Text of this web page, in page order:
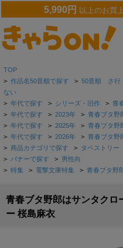
5,990円 以上のお買
TOP
> 作品名50音順で探す > 50音順 さ行
ない
> 年代で探す > シリーズ・旧作 > 青
> 年代で探す > 2023年 > 青春ブタ野
> 年代で探す > 2025年 > 青春ブタ野
> 年代で探す > 2026年 > 青春ブタ野
> 商品カテゴリで探す > タペストリー
> バナーで探す > 男性向
> 特集 > 電撃文庫特集 > 青春ブタ野
青春ブタ野郎はサンタクロ
ー 桜島麻衣